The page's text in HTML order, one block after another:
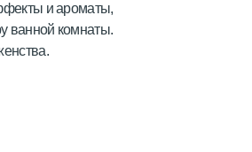
и ароматы,
ванной комнаты.